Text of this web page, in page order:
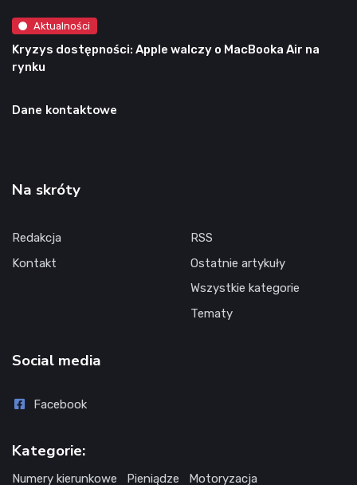
Aktualności
Kryzys dostępności: Apple walczy o MacBooka Air na
rynku
Dane kontaktowe
Na skróty
Redakcja
Kontakt
RSS
Ostatnie artykuły
Wszystkie kategorie
Tematy
Social media
Facebook
Kategorie:
Numery kierunkowe Pieniądze Motoryzacja